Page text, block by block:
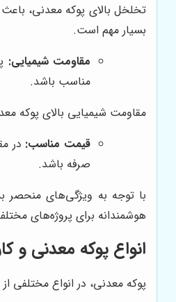
تخلخل بالای پوکه معدنی،
بسیار مهم است.
مقاومت شیمیایی:
مناسب باشد.
مقاومت شیمیایی بالای پوکه
قیمت مناسب: در
صرفه باشد.
با توجه به ویژگی‌های منحصر
هوشمندانه برای پروژه‌های
انواع پوکه معدنی و
پوکه معدنی، در انواع مختلفی